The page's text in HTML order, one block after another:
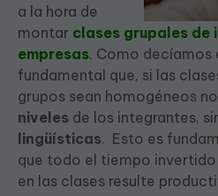
a la hora de
montar clases grupales de
empresas. Como decíamos
fundamental que, si las
grupos sean homogéneos
niveles de los integrantes,
lingüísticas. Esto es
que todo el tiempo
en las clases resulte